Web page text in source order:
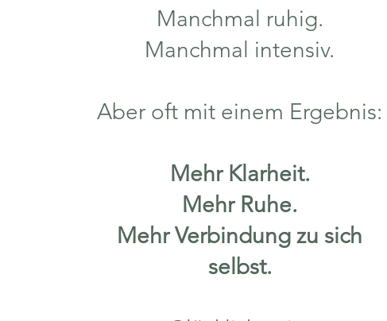
Manchmal ruhig.
Manchmal intensiv.
Aber oft mit einem Ergebnis:
Mehr Klarheit.
Mehr Ruhe.
Mehr Verbindung zu sich
selbst.